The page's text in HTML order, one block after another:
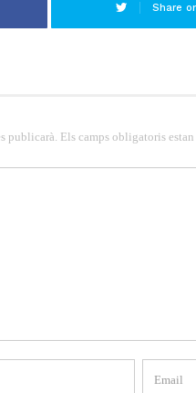
Share
publicarà. Els camps obligatoris